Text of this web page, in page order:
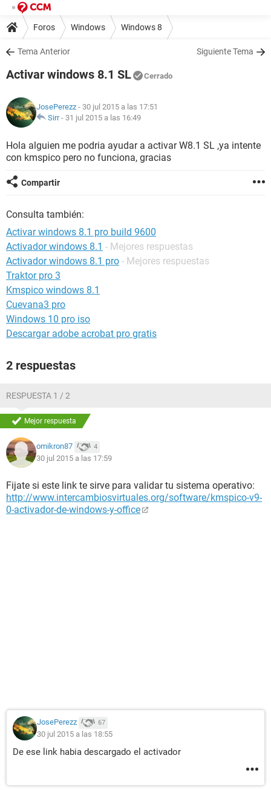
Foros Windows Windows 8
Tema Anterior Siguiente Tema
Activar windows 8.1 SL Cerrado
JosePerezz - 30 jul 2015 a las 17:51
Sirr- 31 jul 2015 a las 16:49
Hola alguien me podria ayudar a activar W8.1 SL ,ya intente
con kmspico pero no funciona, gracias
Compartir
Consulta también:
Activar windows 8.1 pro build 9600
Activador windows 8.1 - Mejores respuestas
Activador windows 8.1 pro - Mejores respuestas
Traktor pro 3
Kmspico windows 8.1
Cuevana3 pro
Windows 10 pro iso
Descargar adobe acrobat pro gratis
2 respuestas
RESPUESTA 1 / 2
Mejor respuesta
omikron87 4
30 jul 2015 a las 17:59
Fijate si este link te sirve para validar tu sistema operativo:
http://www.intercambiosvirtuales.org/software/kmspico-v9-
0-activador-de-windows-y-office
JosePerezz 67
30 jul 2015 a las 18:55
De ese link habia descargado el activador